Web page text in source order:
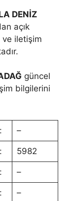
DENİZ
açık
ve iletişim
güncel
bilgilerini
: –
: 5982
: –
: –